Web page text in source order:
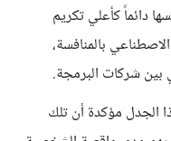
دائماً كأعلي تكريم
بالمنافسة،
شركات البرمجة.
الجدل مؤكدة أن تلك